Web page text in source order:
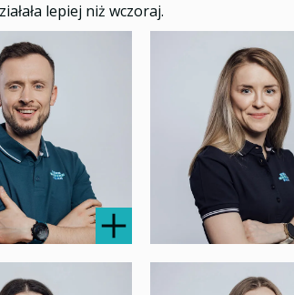
lepiej niż wczoraj.
Anna Etgens
Specjalistka ds.